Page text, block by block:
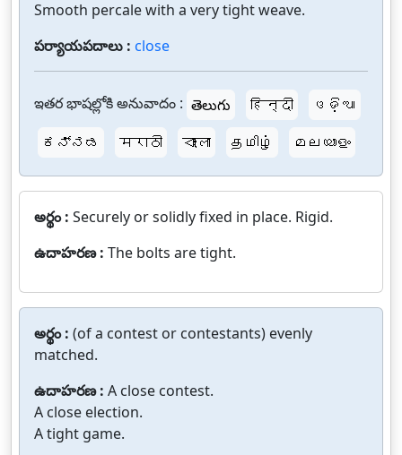
Smooth percale with a very tight weave.
పర్యాయపదాలు : close
ఇతర భాషల్లోకి అనువాదం : తెలుగు हिन्दी
ଓଡ଼ିଆ
ಕನ್ನಡ
मराठी বাংলা தமிழ் മലയാളം
అర్థం : Securely or solidly fixed in place. Rigid.
ఉదాహరణ : The bolts are tight.
అర్థం : (of a contest or contestants) evenly
matched.
ఉదాహరణ : A close contest.
A close election.
A tight game.